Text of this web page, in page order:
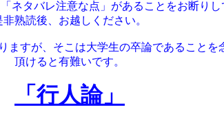
ネタバレ注意な点」があることをお断りし
非熟読後、お越しください。
ますが、そこは大学生の卒論であることを
頂けると有難いです。
「行人論」